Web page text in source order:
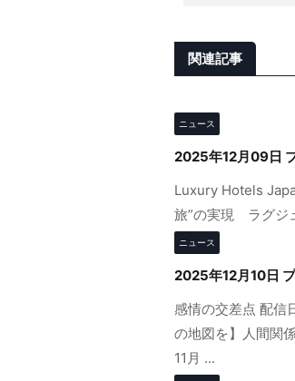
関連記事
ニュース
2025年12月09日
Luxury Hotels
旅”の実現 ラグジ
ニュース
2025年12月10日
感情の交差点 配信
の地図を】人間関
11月 ...